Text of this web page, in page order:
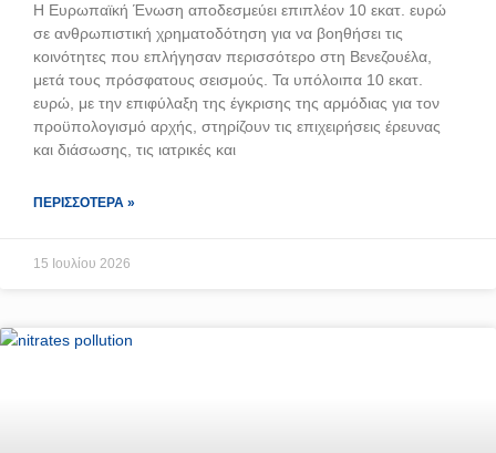
Η Ευρωπαϊκή Ένωση αποδεσμεύει επιπλέον 10 εκατ. ευρώ
σε ανθρωπιστική χρηματοδότηση για να βοηθήσει τις
κοινότητες που επλήγησαν περισσότερο στη Βενεζουέλα,
μετά τους πρόσφατους σεισμούς. Τα υπόλοιπα 10 εκατ.
ευρώ, με την επιφύλαξη της έγκρισης της αρμόδιας για τον
προϋπολογισμό αρχής, στηρίζουν τις επιχειρήσεις έρευνας
και διάσωσης, τις ιατρικές και
ΠΕΡΙΣΣΌΤΕΡΑ »
15 Ιουλίου 2026